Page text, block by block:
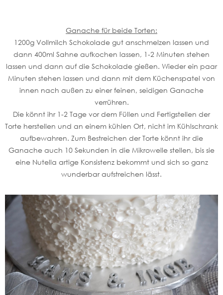
Ganache für beide Torten:
1200g Vollmilch Schokolade gut anschmelzen lassen und
dann 400ml Sahne aufkochen lassen, 1-2 Minuten stehen
lassen und dann auf die Schokolade gießen. Wieder ein paar
Minuten stehen lassen und dann mit dem Küchenspatel von
innen nach außen zu einer feinen, seidigen Ganache
verrühren.
Die könnt ihr 1-2 Tage vor dem Füllen und Fertigstellen der
Torte herstellen und an einem kühlen Ort, nicht im Kühlschrank
aufbewahren. Zum Bestreichen der Torte könnt ihr die
Ganache auch 10 Sekunden in die Mikrowelle stellen, bis sie
eine Nutella artige Konsistenz bekommt und sich so ganz
wunderbar aufstreichen lässt.